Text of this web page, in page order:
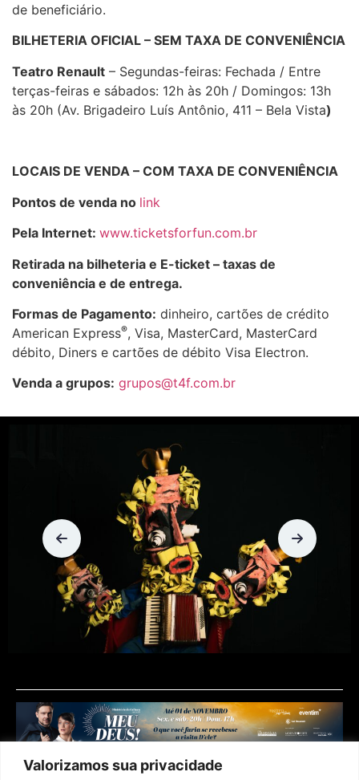
Valorizamos sua privacidade
de beneficiário.
BILHETERIA OFICIAL – SEM TAXA DE CONVENIÊNCIA
Teatro Renault – Segundas-feiras: Fechada / Entre
terças-feiras e sábados: 12h às 20h / Domingos: 13h
às 20h (Av. Brigadeiro Luís Antônio, 411 – Bela Vista)
LOCAIS DE VENDA – COM TAXA DE CONVENIÊNCIA
Pontos de venda no link
Pela Internet: www.ticketsforfun.com.br
Retirada na bilheteria e E-ticket – taxas de
conveniência e de entrega.
Formas de Pagamento: dinheiro, cartões de crédito
American Express®, Visa, MasterCard, MasterCard
débito, Diners e cartões de débito Visa Electron.
Venda a grupos: grupos@t4f.com.br